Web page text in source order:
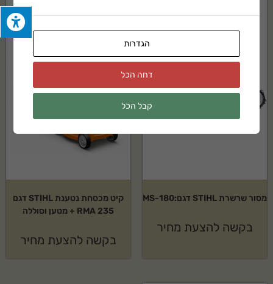
מסור שרשרת STIHL דגם:MS-180
בקשה להצעת מחיר
קיט מכסחת נטענת STIHL דגם
RMA 235 + מטען וסוללה
בקשה להצעת מחיר
הגדרות
דחה הכל
קבל הכל